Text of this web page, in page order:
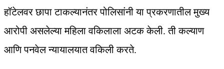
हॉटेलवर छापा टाकल्यानंतर पोलिसांनी या प्रकरणातील मुख्य
आरोपी असलेल्या महिला वकिलाला अटक केली. ती कल्याण
आणि पनवेल न्यायालयात वकिली करते.